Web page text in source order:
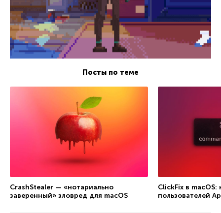
Посты по теме
CrashStealer — «нотариально
заверенный» зловред для macOS
ClickFix в
пользователей